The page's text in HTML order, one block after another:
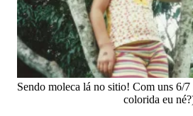
Sendo moleca lá no sitio! Com uns 6/
colorida eu